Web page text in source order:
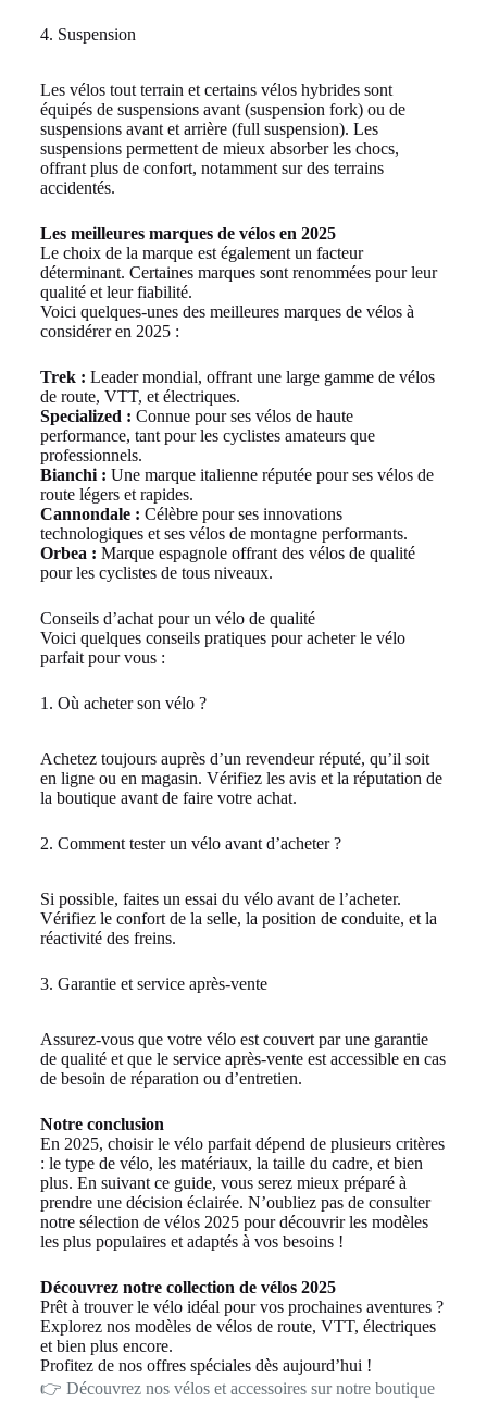
4. Suspension
Les vélos tout terrain et certains vélos hybrides sont
équipés de suspensions avant (suspension fork) ou de
suspensions avant et arrière (full suspension). Les
suspensions permettent de mieux absorber les chocs,
offrant plus de confort, notamment sur des terrains
accidentés.
Les meilleures marques de vélos en 2025
Le choix de la marque est également un facteur
déterminant. Certaines marques sont renommées pour leur
qualité et leur fiabilité.
Voici quelques-unes des meilleures marques de vélos à
considérer en 2025 :
Trek : Leader mondial, offrant une large gamme de vélos
de route, VTT, et électriques.
Specialized : Connue pour ses vélos de haute
performance, tant pour les cyclistes amateurs que
professionnels.
Bianchi : Une marque italienne réputée pour ses vélos de
route légers et rapides.
Cannondale : Célèbre pour ses innovations
technologiques et ses vélos de montagne performants.
Orbea : Marque espagnole offrant des vélos de qualité
pour les cyclistes de tous niveaux.
Conseils d’achat pour un vélo de qualité
Voici quelques conseils pratiques pour acheter le vélo
parfait pour vous :
1. Où acheter son vélo ?
Achetez toujours auprès d’un revendeur réputé, qu’il soit
en ligne ou en magasin. Vérifiez les avis et la réputation de
la boutique avant de faire votre achat.
2. Comment tester un vélo avant d’acheter ?
Si possible, faites un essai du vélo avant de l’acheter.
Vérifiez le confort de la selle, la position de conduite, et la
réactivité des freins.
3. Garantie et service après-vente
Assurez-vous que votre vélo est couvert par une garantie
de qualité et que le service après-vente est accessible en cas
de besoin de réparation ou d’entretien.
Notre conclusion
En 2025, choisir le vélo parfait dépend de plusieurs critères
: le type de vélo, les matériaux, la taille du cadre, et bien
plus. En suivant ce guide, vous serez mieux préparé à
prendre une décision éclairée. N’oubliez pas de consulter
notre sélection de vélos 2025 pour découvrir les modèles
les plus populaires et adaptés à vos besoins !
Découvrez notre collection de vélos 2025
Prêt à trouver le vélo idéal pour vos prochaines aventures ?
Explorez nos modèles de vélos de route, VTT, électriques
et bien plus encore.
Profitez de nos offres spéciales dès aujourd’hui !
👉 Découvrez nos vélos et accessoires sur notre boutique